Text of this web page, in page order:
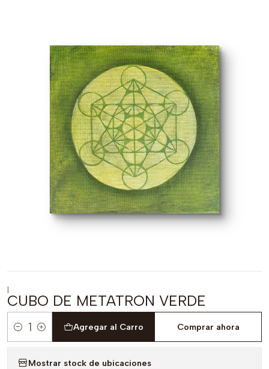
|
CUBO DE METATRON VERDE
Cantidad
Agregar al Carro Comprar ahora
Mostrar stock de ubicaciones